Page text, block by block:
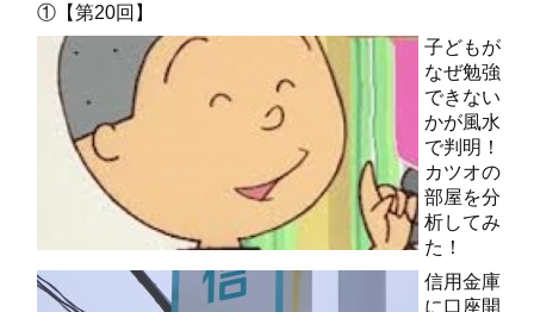
①【第20回】
子どもが
なぜ勉強
できない
かが風水
で判明！
カツオの
部屋を分
析してみ
た！
信用金庫
に口座開